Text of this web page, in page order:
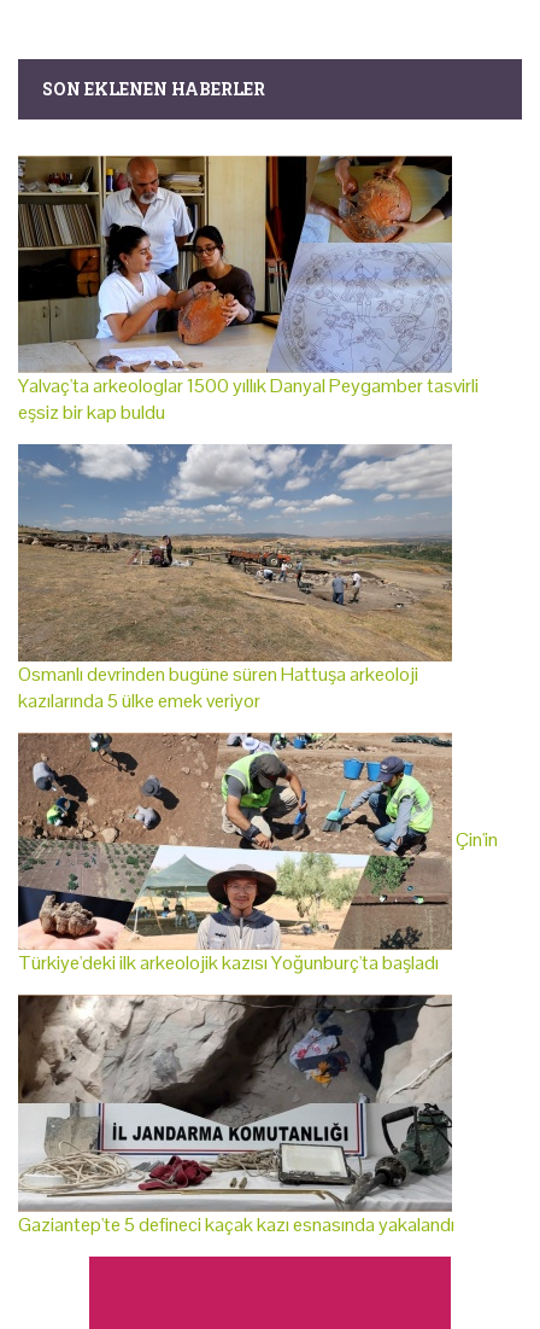
SON EKLENEN HABERLER
Yalvaç'ta arkeologlar 1500 yıllık Danyal Peygamber tasvirli
eşsiz bir kap buldu
Osmanlı devrinden bugüne süren Hattuşa arkeoloji
kazılarında 5 ülke emek veriyor
Çin'in
Türkiye'deki ilk arkeolojik kazısı Yoğunburç'ta başladı
Gaziantep'te 5 defineci kaçak kazı esnasında yakalandı